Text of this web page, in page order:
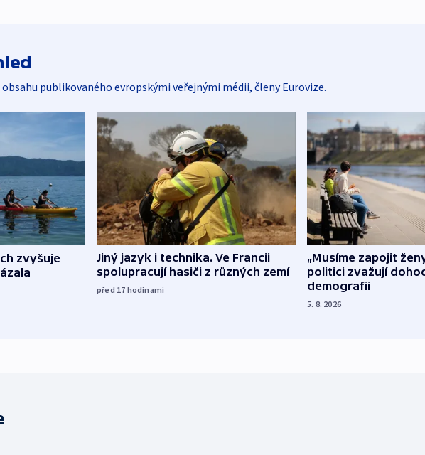
obsahu publikovaného evropskými veřejnými médii, členy Eurovize.
zvyšuje
Jiný jazyk i technika. Ve Francii
spolupracují hasiči z různých zemí
před 17 hodinami
„Musíme zapojit
politici zvažují
demografii
5. 8. 2026